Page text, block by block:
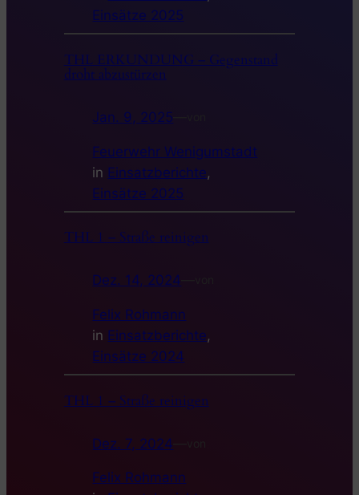
Einsätze 2025
THL ERKUNDUNG – Gegenstand
droht abzustürzen
Jan. 9, 2025
Feuerwehr Wenigumstadt
in Einsatzberichte
Einsätze 2025
THL 1 – Straße reinigen
Dez. 14, 2024
Felix Rohmann
in Einsatzberichte
Einsätze 2024
THL 1 – Straße reinigen
Dez. 7, 2024
Felix Rohmann